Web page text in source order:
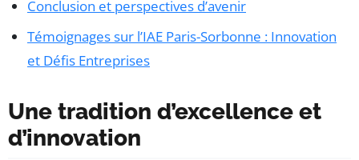
Conclusion et perspectives d’avenir
Témoignages sur l’IAE Paris-Sorbonne : Innovation
et Défis Entreprises
Une tradition d’excellence et
d’innovation